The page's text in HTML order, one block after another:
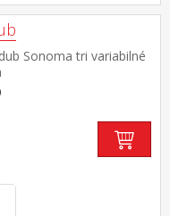
Sonoma tri variabilné